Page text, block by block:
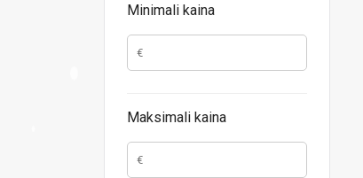
Minimali kaina
Maksimali kaina